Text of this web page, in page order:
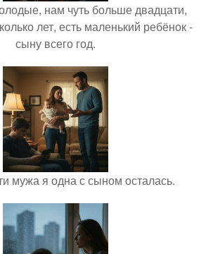
нам чуть больше двадцати,
лет, есть маленький ребёнок -
сыну всего год.
мужа я одна с сыном осталась.